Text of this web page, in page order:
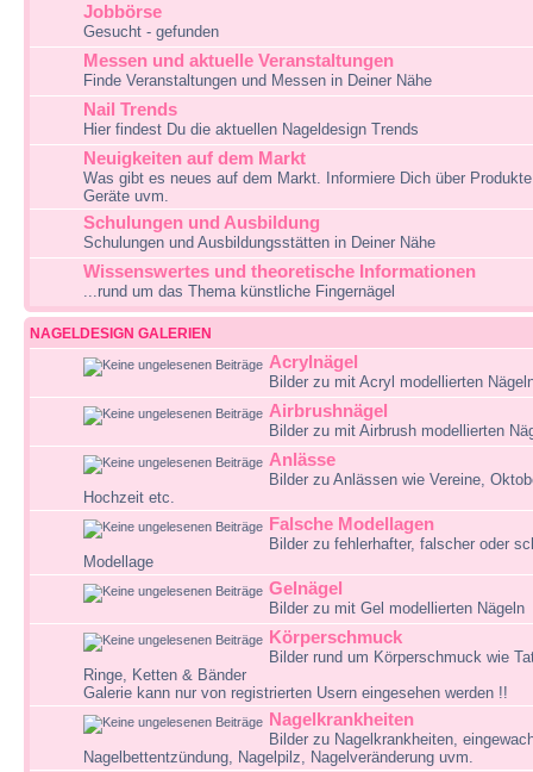
Jobbörse
Gesucht - gefunden
Messen und aktuelle Veranstaltungen
Finde Veranstaltungen und Messen in Deiner Nähe
Nail Trends
Hier findest Du die aktuellen Nageldesign Trends
Neuigkeiten auf dem Markt
Was gibt es neues auf dem Markt. Informiere Dich über
Geräte uvm.
Schulungen und Ausbildung
Schulungen und Ausbildungsstätten in Deiner Nähe
Wissenswertes und theoretische Informationen
...rund um das Thema künstliche Fingernägel
NAGELDESIGN GALERIEN
Acrylnägel
Bilder zu mit Acryl modellierten
Airbrushnägel
Bilder zu mit Airbrush modellierten
Anlässe
Bilder zu Anlässen wie Vereine,
Hochzeit etc.
Falsche Modellagen
Bilder zu fehlerhafter, falscher oder
Modellage
Gelnägel
Bilder zu mit Gel modellierten Nägeln
Körperschmuck
Bilder rund um Körperschmuck wie
Ringe, Ketten & Bänder
Galerie kann nur von registrierten Usern eingesehen werden !!
Nagelkrankheiten
Bilder zu Nagelkrankheiten,
Nagelbettentzündung, Nagelpilz, Nagelveränderung uvm.